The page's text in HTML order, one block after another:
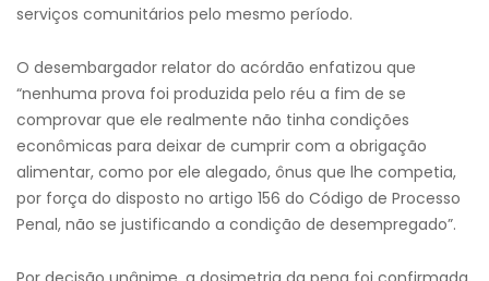
serviços comunitários pelo mesmo período.
O desembargador relator do acórdão enfatizou que
“nenhuma prova foi produzida pelo réu a fim de se
comprovar que ele realmente não tinha condições
econômicas para deixar de cumprir com a obrigação
alimentar, como por ele alegado, ônus que lhe competia,
por força do disposto no artigo 156 do Código de Processo
Penal, não se justificando a condição de desempregado”.